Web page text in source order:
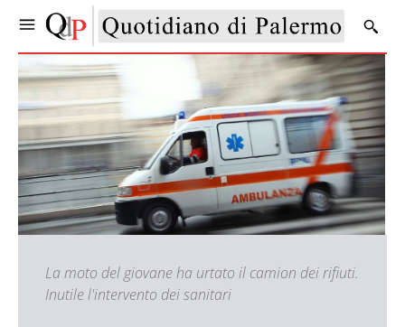
La moto del giovane ha urtato il camion dei rifiuti.
Inutile l'intervento dei sanitari